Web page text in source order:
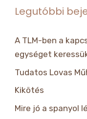
Legutóbbi
A TLM-ben a
egységet
Tudatos Lovas
Kikötés
Mire jó a spanyol